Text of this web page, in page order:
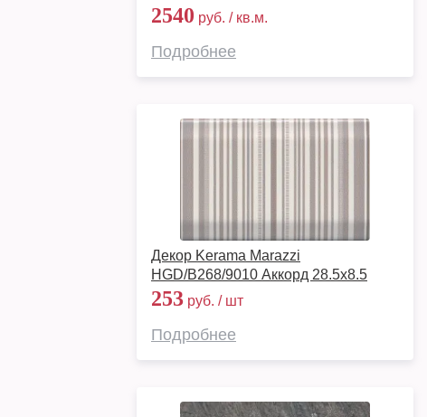
2540 руб. / кв.м.
Подробнее
Декор Kerama Marazzi
HGD/B268/9010 Аккорд 28.5х8.5
253 руб. / шт
Подробнее